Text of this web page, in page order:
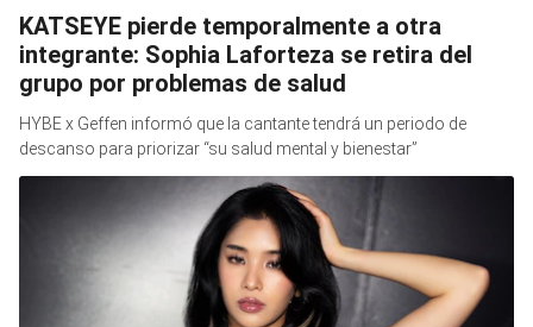
KATSEYE pierde temporalmente a otra
integrante: Sophia Laforteza se retira del
grupo por problemas de salud
HYBE x Geffen informó que la cantante tendrá un periodo de
descanso para priorizar “su salud mental y bienestar”